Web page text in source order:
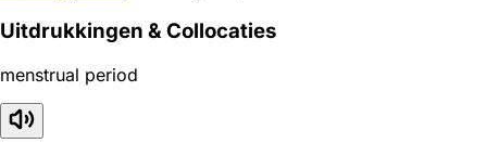
Uitdrukkingen & Collocaties
menstrual period